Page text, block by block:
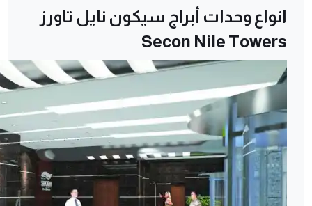
انواع وحدات أبراج سيكون نايل تاورز
Secon Nile Towers